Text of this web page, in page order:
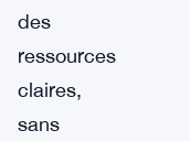
des
ressources
claires,
sans